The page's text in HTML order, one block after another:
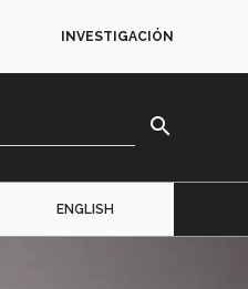
INVESTIGACIÓN
search
ENGLISH